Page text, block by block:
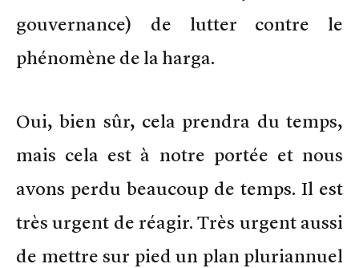
gouvernance) de lutter contre le
phénomène de la harga.
Oui, bien sûr, cela prendra du temps,
mais cela est à notre portée et nous
avons perdu beaucoup de temps. Il est
très urgent de réagir. Très urgent aussi
de mettre sur pied un plan pluriannuel